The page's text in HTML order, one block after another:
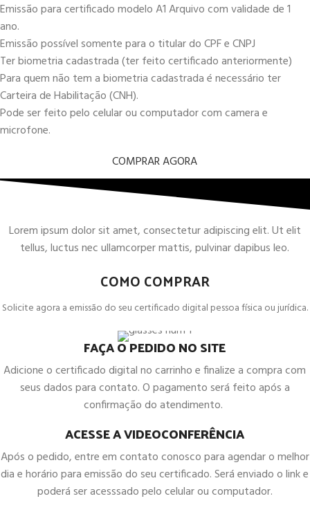
Emissão para certificado modelo A1 Arquivo com validade de 1
ano.
Emissão possível somente para o titular do CPF e CNPJ
Ter biometria cadastrada (ter feito certificado anteriormente)
Para quem não tem a biometria cadastrada é necessário ter
Carteira de Habilitação (CNH).
Pode ser feito pelo celular ou computador com camera e
microfone.
COMPRAR AGORA
Lorem ipsum dolor sit amet, consectetur adipiscing elit. Ut elit
tellus, luctus nec ullamcorper mattis, pulvinar dapibus leo.
COMO COMPRAR
Solicite agora a emissão do seu certificado digital pessoa física ou jurídica.
FAÇA O PEDIDO NO SITE
Adicione o certificado digital no carrinho e finalize a compra com
seus dados para contato. O pagamento será feito após a
confirmação do atendimento.
ACESSE A VIDEOCONFERÊNCIA
Após o pedido, entre em contato conosco para agendar o melhor
dia e horário para emissão do seu certificado. Será enviado o link e
poderá ser acesssado pelo celular ou computador.